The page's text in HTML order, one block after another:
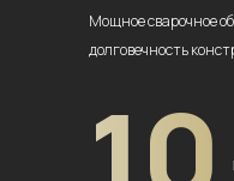
Мощное сварочное
долговечность